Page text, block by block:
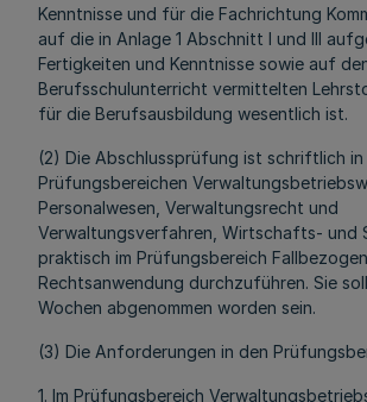
Kenntnisse und für die Fachrichtung
auf die in Anlage 1 Abschnitt I und III
Fertigkeiten und Kenntnisse sowie auf
Berufsschulunterricht vermittelten
für die Berufsausbildung wesentlich ist.
(2) Die Abschlussprüfung ist schriftlich in
Prüfungsbereichen
Personalwesen, Verwaltungsrecht und
Verwaltungsverfahren, Wirtschafts- und
praktisch im Prüfungsbereich
Rechtsanwendung durchzuführen. Sie
Wochen abgenommen worden sein.
(3) Die Anforderungen in den
1. Im Prüfungsbereich